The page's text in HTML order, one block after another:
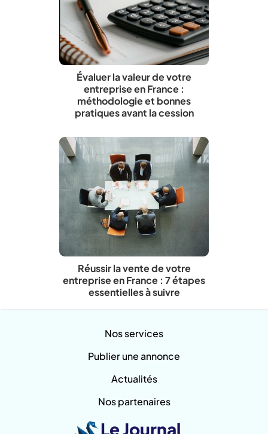
Évaluer la valeur de votre
entreprise en France :
méthodologie et bonnes
pratiques avant la cession
Réussir la vente de votre
entreprise en France : 7 étapes
essentielles à suivre
Nos services
Publier une annonce
Actualités
Nos partenaires
Le Journal